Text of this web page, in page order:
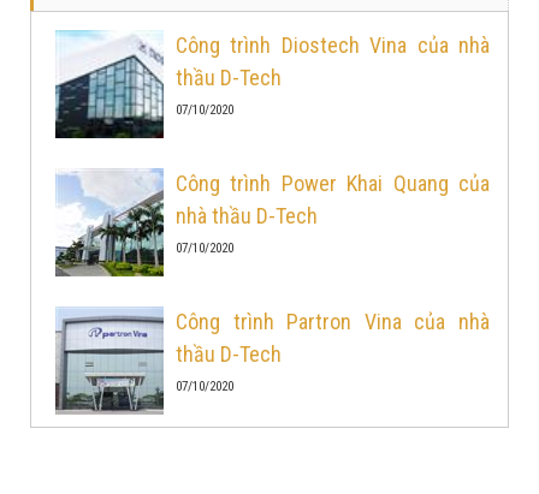
Công trình Diostech Vina của nhà
thầu D-Tech
07/10/2020
Công trình Power Khai Quang của
nhà thầu D-Tech
07/10/2020
Công trình Partron Vina của nhà
thầu D-Tech
07/10/2020